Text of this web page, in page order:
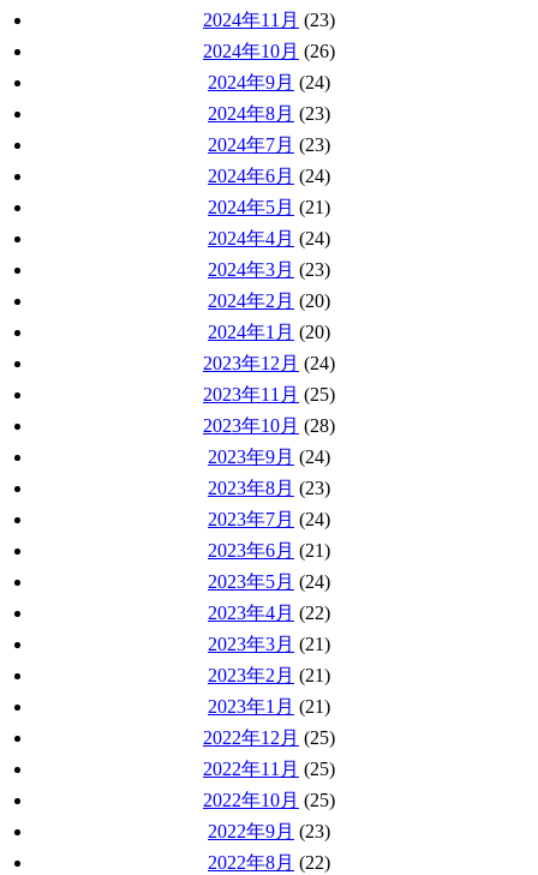
2024年11月 (23)
2024年10月 (26)
2024年9月 (24)
2024年8月 (23)
2024年7月 (23)
2024年6月 (24)
2024年5月 (21)
2024年4月 (24)
2024年3月 (23)
2024年2月 (20)
2024年1月 (20)
2023年12月 (24)
2023年11月 (25)
2023年10月 (28)
2023年9月 (24)
2023年8月 (23)
2023年7月 (24)
2023年6月 (21)
2023年5月 (24)
2023年4月 (22)
2023年3月 (21)
2023年2月 (21)
2023年1月 (21)
2022年12月 (25)
2022年11月 (25)
2022年10月 (25)
2022年9月 (23)
2022年8月 (22)